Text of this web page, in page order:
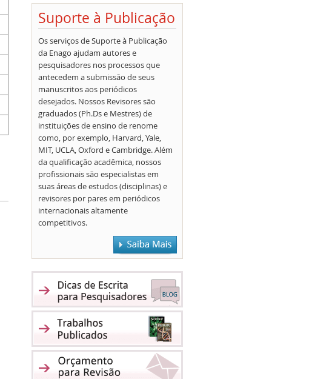
Suporte à Publicação
Os serviços de Suporte à Publicação
da Enago ajudam autores e
pesquisadores nos processos que
antecedem a submissão de seus
manuscritos aos periódicos
desejados. Nossos Revisores são
graduados (Ph.Ds e Mestres) de
instituições de ensino de renome
como, por exemplo, Harvard, Yale,
MIT, UCLA, Oxford e Cambridge. Além
da qualificação acadêmica, nossos
profissionais são especialistas em
suas áreas de estudos (disciplinas) e
revisores por pares em periódicos
internacionais altamente
competitivos.